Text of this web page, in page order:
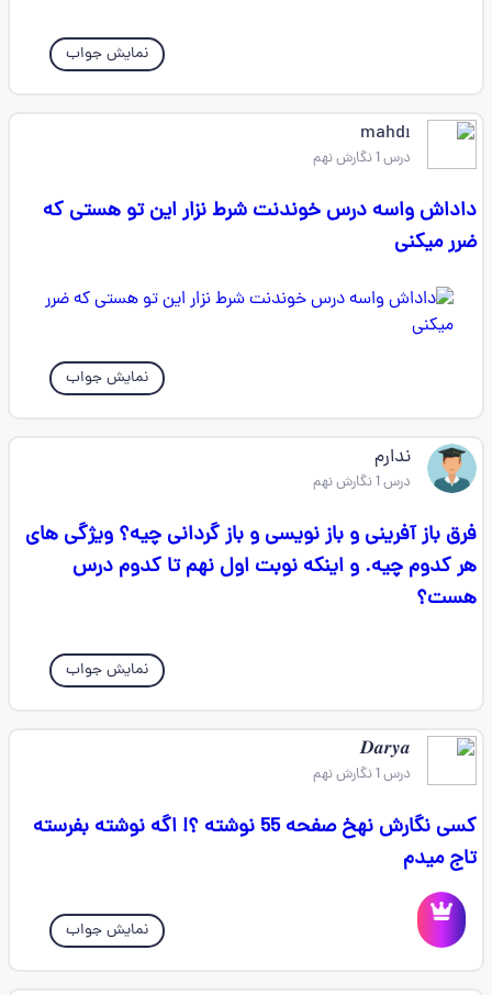
نمایش جواب
mahdı
درس 1 نگارش نهم
داداش واسه درس خوندنت شرط نزار این تو هستی که
ضرر میکنی
نمایش جواب
ندارم
درس 1 نگارش نهم
فرق باز آفرینی و باز نویسی و باز گردانی چیه؟ ویژگی های
هر کدوم چیه. و اینکه نوبت اول نهم تا کدوم درس
هست؟
نمایش جواب
𝑫𝒂𝒓𝒚𝒂
درس 1 نگارش نهم
کسی نگارش نهخ صفحه 55 نوشته ؟! اگه نوشته بفرسته
تاج میدم
نمایش جواب